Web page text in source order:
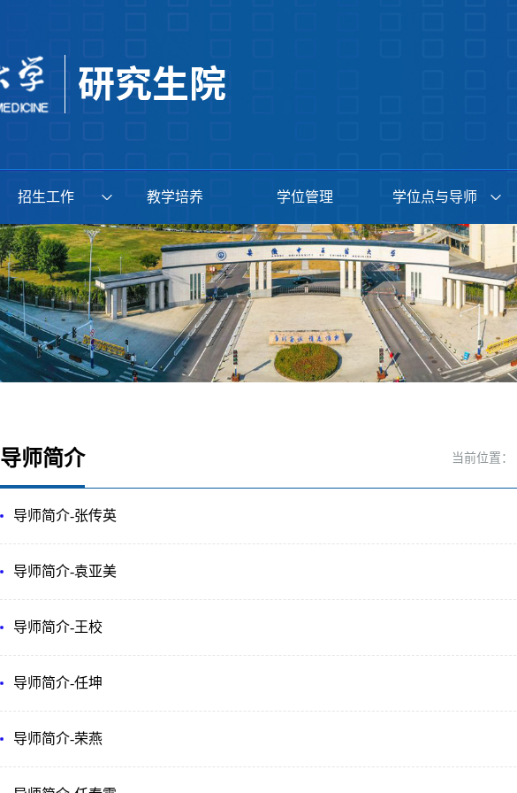
招生工作 教学培养 学位管理 学位点与导师
导师简介 当前位置：
导师简介-张传英
导师简介-​袁亚美
导师简介-​王校
导师简介-任坤
导师简介-荣燕